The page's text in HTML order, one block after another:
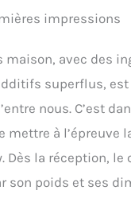
Glacée/Gelato
écran LCD et ses
rendent
simple
Inégalés] Grâce
modes
obtenez une
impressions
maison, avec des
superflus, est
nous. C’est
mettre à l’épreuve
Dès la réception, le
son poids et ses